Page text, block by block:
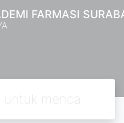
FARMASI